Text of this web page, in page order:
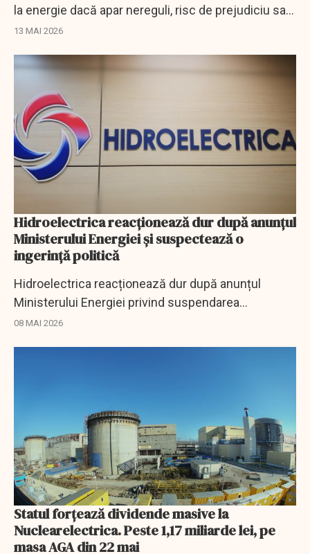
la energie dacă apar nereguli, risc de prejudiciu sau
anchete penale.
13 MAI 2026
Hidroelectrica reacționează dur după anunțul
Ministerului Energiei și suspectează o
ingerință politică
Hidroelectrica reacționează dur după anunțul
Ministerului Energiei privind suspendarea
președintelui Consiliului de Supraveghere și invocă
08 MAI 2026
Statul forțează dividende masive la
Nuclearelectrica. Peste 1,17 miliarde lei, pe
masa AGA din 22 mai